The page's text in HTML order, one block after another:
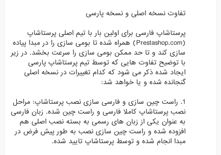
تفاوت نسخه اصلی و نسخه پارسی
پرستاشاپ فارسی برای اولین بار با تیم اصلی پرستاشاپ
(Prestashop.com) همراه شده تا بومی سازی را در مبدا پیاده
سازی کند و تا حد ممکن بومی سازی را سرعت بخشد. در زیر
با توضیح تفاوت هایی که توسط تیم پرستاشاپ پارسی
ایجاد شده ذکر می شود که کدام تغییرات در نسخه اصلی
گنجانده شده و یا خواهد شد:
1. راست چین سازی و فارسی سازی نصب پرستاشاپ: مراحل
نصب پرستاشاپ کاملا فارسی و راست چین شده. زبان فارسی
به عنوان یکی از زبان های رسمی به بسته نصب اصلی هم
افزوده شده و راست چین سازی نصب به طور پیش فرض در
مبدا انجام شده و توسط پرستاشاپ تایید شده.